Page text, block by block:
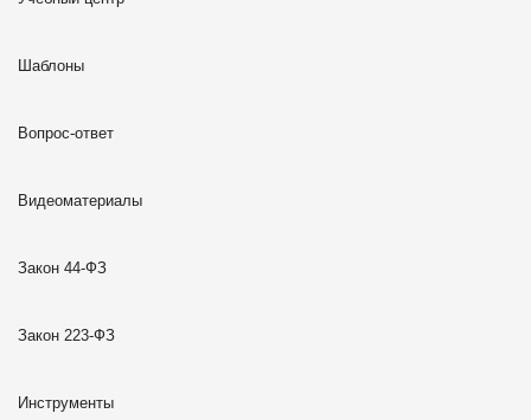
Шаблоны
Вопрос-ответ
Видеоматериалы
Закон 44-ФЗ
Закон 223-ФЗ
Инструменты